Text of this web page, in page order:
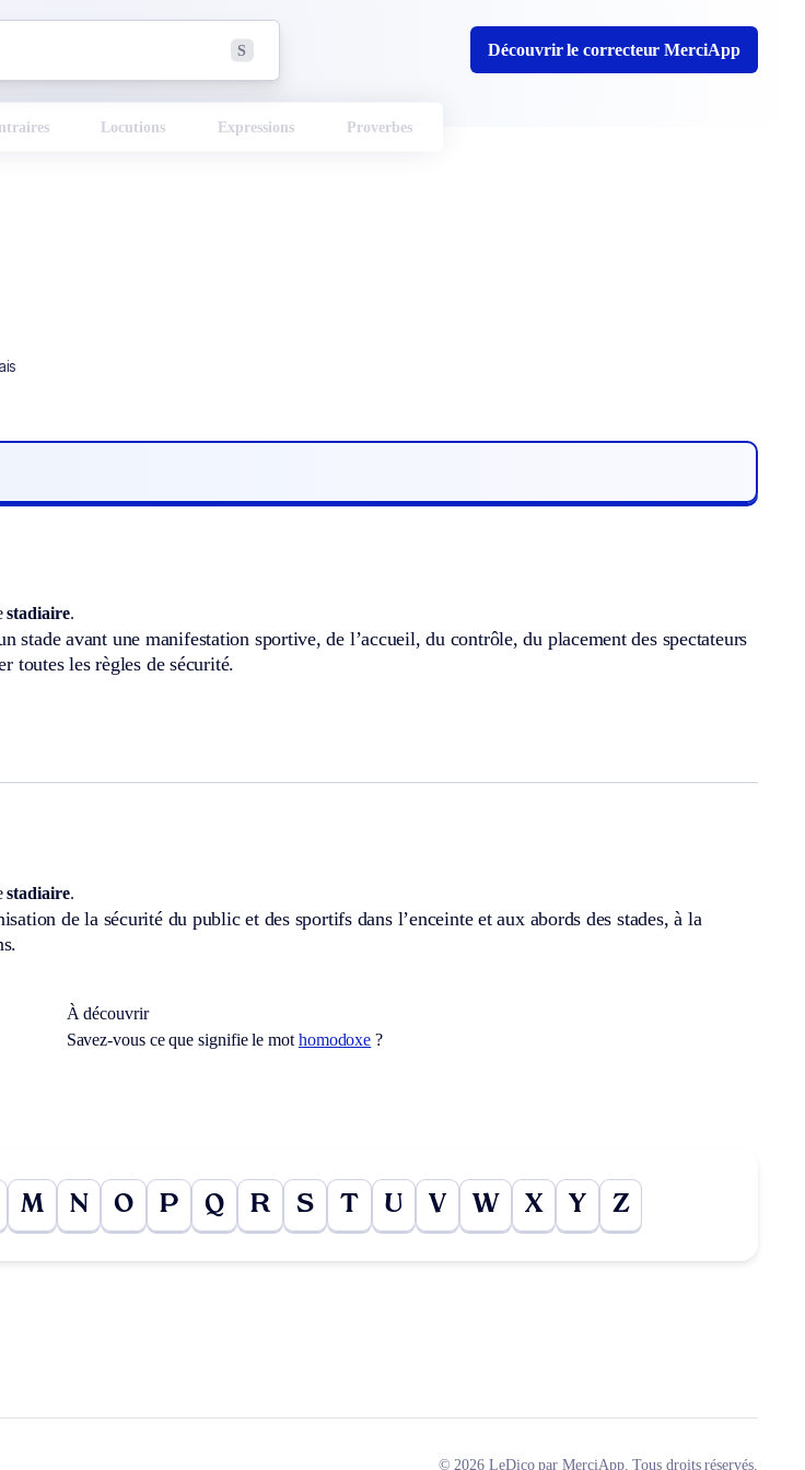
S Découvrir le correcteur MerciApp
Locutions Expressions Proverbes
stadiaire.
stade avant une manifestation sportive, de l’accueil, du contrôle, du placement des spectateurs
toutes les règles de sécurité.
stadiaire.
de la sécurité du public et des sportifs dans l’enceinte et aux abords des stades, à la
À découvrir
Savez-vous ce que signifie le mot homodoxe ?
M N O P Q R S T U V W X Y Z
© 2026 LeDico par MerciApp. Tous droits réservés.